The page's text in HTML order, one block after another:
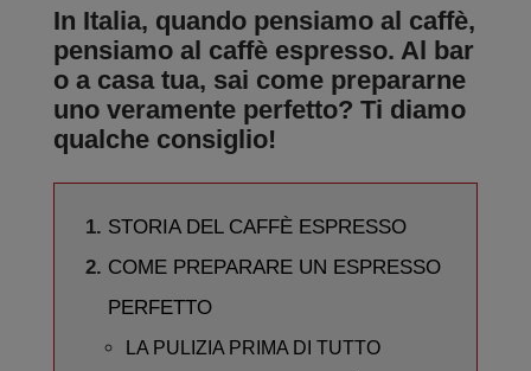
In Italia, quando pensiamo al caffè,
pensiamo al caffè espresso. Al bar
o a casa tua, sai come prepararne
uno veramente perfetto? Ti diamo
qualche consiglio!
STORIA DEL CAFFÈ ESPRESSO
COME PREPARARE UN ESPRESSO
PERFETTO
LA PULIZIA PRIMA DI TUTTO